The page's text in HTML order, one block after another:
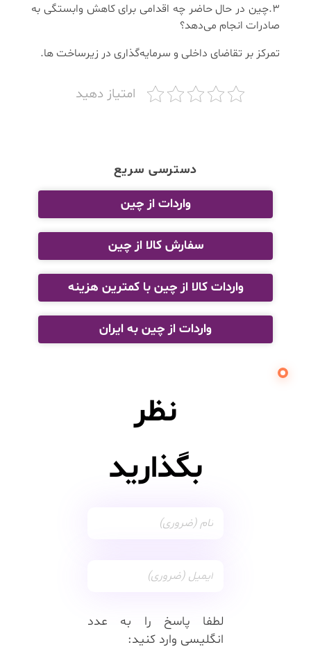
3.چین در حال حاضر چه اقدامی برای کاهش وابستگی به
صادرات انجام می‌دهد؟
تمرکز بر تقاضای داخلی و سرمایه‌گذاری در زیرساخت ‌ها.
امتیاز دهید
دسترسی سریع
واردات از چین
سفارش کالا از چین
واردات کالا از چین با کمترین هزینه
واردات از چین به ایران
نظر
بگذارید
لطفا پاسخ را به عدد
انگلیسی وارد کنید: